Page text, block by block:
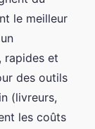
le meilleur
, rapides et
des outils
(livreurs,
les coûts